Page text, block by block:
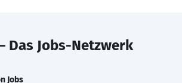
Das Jobs-Netzwerk
Jobs